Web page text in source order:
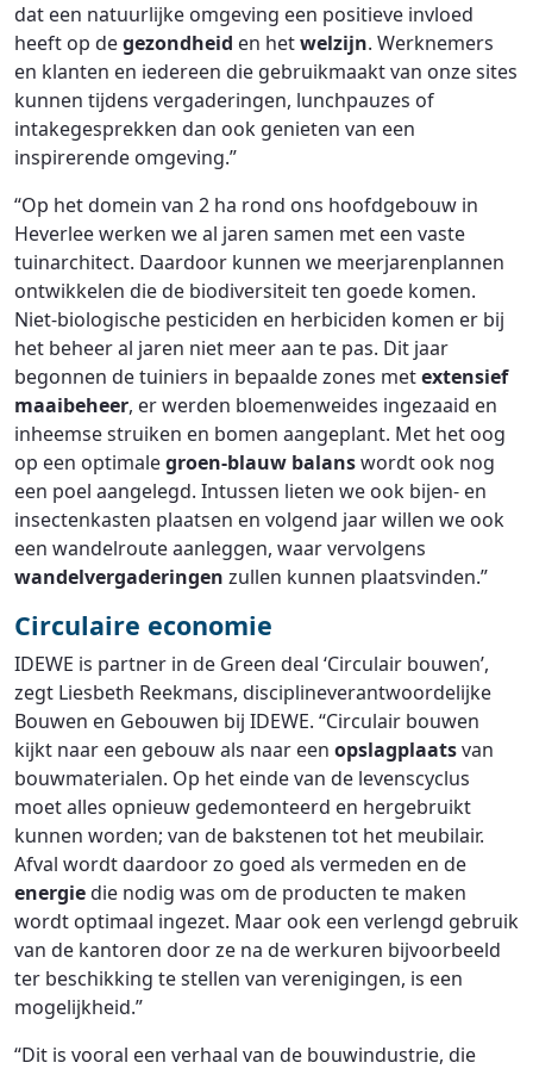
dat een natuurlijke omgeving een positieve invloed
heeft op degezondheid en hetwelzijn. Werknemers
en klanten en iedereen die gebruikmaakt van onze sites
kunnen tijdens vergaderingen, lunchpauzes of
intakegesprekken dan ook genieten van een
inspirerende omgeving.”
“Op het domein van 2 ha rond ons hoofdgebouw in
Heverlee werken we al jaren samen met een vaste
tuinarchitect. Daardoor kunnen we meerjarenplannen
ontwikkelen die de biodiversiteit ten goede komen.
Niet-biologische pesticiden en herbiciden komen er bij
het beheer al jaren niet meer aan te pas. Dit jaar
begonnen de tuiniers in bepaalde zones metextensief
maaibeheer, er werden bloemenweides ingezaaid en
inheemse struiken en bomen aangeplant. Met het oog
op een optimalegroen-blauw balanswordt ook nog
een poel aangelegd. Intussen lieten we ook bijen- en
insectenkasten plaatsen en volgend jaar willen we ook
een wandelroute aanleggen, waar vervolgens
wandelvergaderingen zullen kunnen plaatsvinden.”
Circulaire economie
IDEWE is partner in de Green deal ‘Circulair bouwen’,
zegt Liesbeth Reekmans, disciplineverantwoordelijke
Bouwen en Gebouwen bij IDEWE. “Circulair bouwen
kijkt naar een gebouw als naar een opslagplaatsvan
bouwmaterialen. Op het einde van de levenscyclus
moet alles opnieuw gedemonteerd en hergebruikt
kunnen worden; van de bakstenen tot het meubilair.
Afval wordt daardoor zo goed als vermeden en de
energiedie nodig was om de producten te maken
wordt optimaal ingezet. Maar ook een verlengd gebruik
van de kantoren door ze na de werkuren bijvoorbeeld
ter beschikking te stellen van verenigingen, is een
mogelijkheid.”
“Dit is vooral een verhaal van de bouwindustrie, die